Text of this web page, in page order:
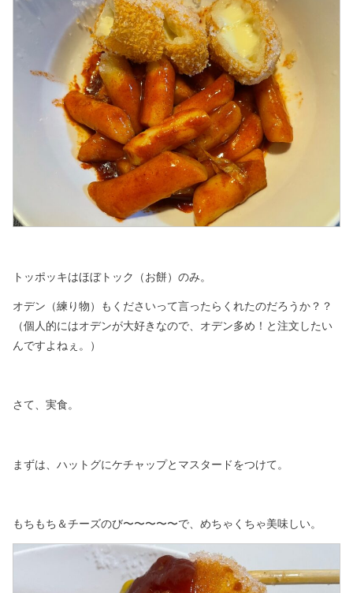
トッポッキはほぼトック（お餅）のみ。
オデン（練り物）もくださいって言ったらくれたのだろうか？？
（個人的にはオデンが大好きなので、オデン多め！と注文したい
んですよねぇ。）
さて、実食。
まずは、ハットグにケチャップとマスタードをつけて。
もちもち＆チーズのび〜〜〜〜〜で、めちゃくちゃ美味しい。